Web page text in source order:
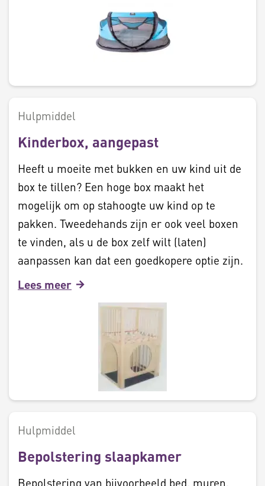
Hulpmiddel
Kinderbox, aangepast
Heeft u moeite met bukken en uw kind uit de
box te tillen? Een hoge box maakt het
mogelijk om op stahoogte uw kind op te
pakken. Tweedehands zijn er ook veel boxen
te vinden, als u de box zelf wilt (laten)
aanpassen kan dat een goedkopere optie zijn.
Lees meer
Hulpmiddel
Bepolstering slaapkamer
Bepolstering van bijvoorbeeld bed, muren,